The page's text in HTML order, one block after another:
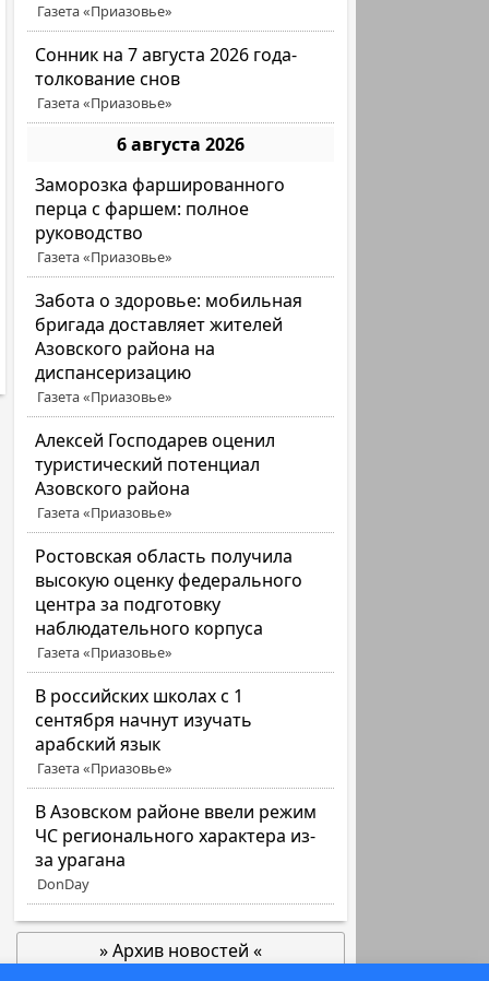
Газета «Приазовье»
Сонник на 7 августа 2026 года-
толкование снов
Газета «Приазовье»
6 августа 2026
Заморозка фаршированного
перца с фаршем: полное
руководство
Газета «Приазовье»
Забота о здоровье: мобильная
бригада доставляет жителей
Азовского района на
диспансеризацию
Газета «Приазовье»
Алексей Господарев оценил
туристический потенциал
Азовского района
Газета «Приазовье»
Ростовская область получила
высокую оценку федерального
центра за подготовку
наблюдательного корпуса
Газета «Приазовье»
В российских школах с 1
сентября начнут изучать
арабский язык
Газета «Приазовье»
В Азовском районе ввели режим
ЧС регионального характера из-
за урагана
DonDay
» Архив новостей «